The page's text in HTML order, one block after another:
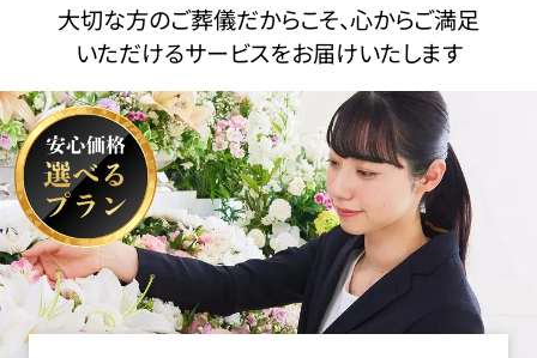
大切な方のご葬儀だからこそ、心からご満足
いただけるサービスをお届けいたします